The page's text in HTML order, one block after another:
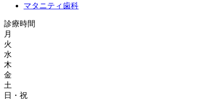
マタニティ歯科
診療時間
月
火
水
木
金
土
日・祝